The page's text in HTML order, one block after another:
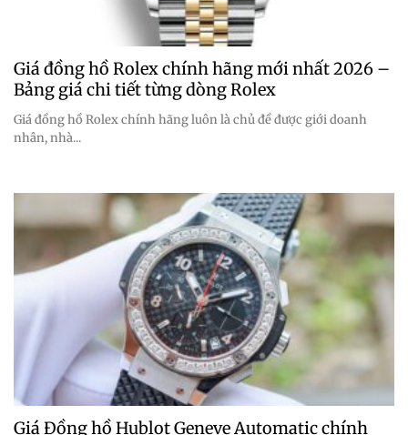
Giá đồng hồ Rolex chính hãng mới nhất 2026 –
Bảng giá chi tiết từng dòng Rolex
Giá đồng hồ Rolex chính hãng luôn là chủ đề được giới doanh
nhân, nhà...
Giá Đồng hồ Hublot Geneve Automatic chính